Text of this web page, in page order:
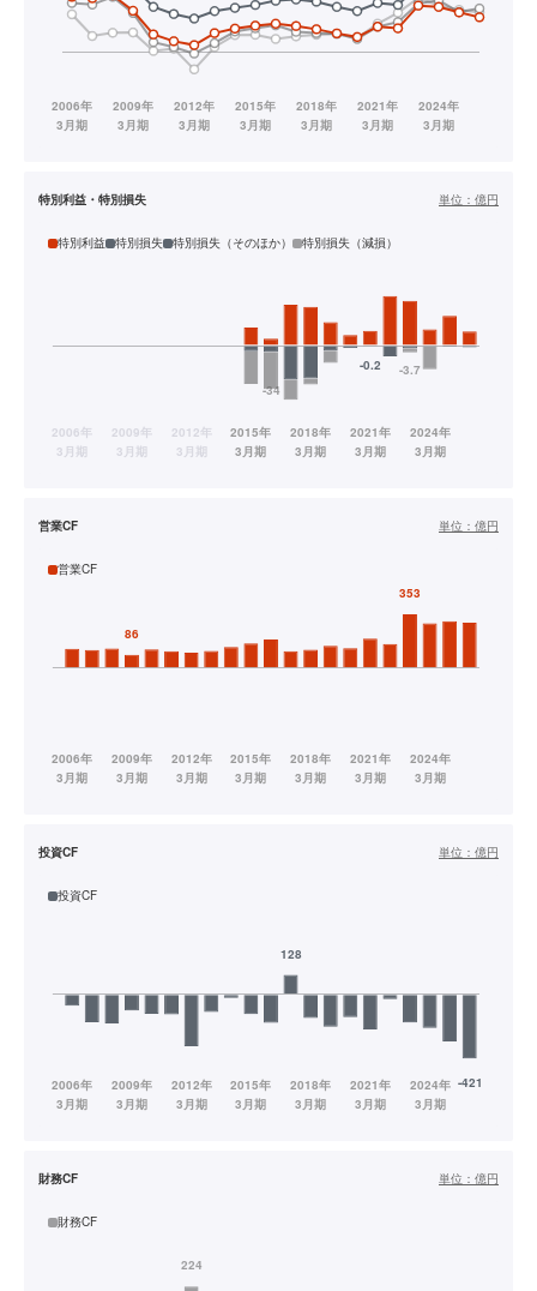
特別利益・特別損失 単位： 億円
特別利益 特別損失 特別損失（そのほか） 特別損失（減損）
営業CF 単位： 億円
営業CF
投資CF 単位： 億円
投資CF
財務CF 単位： 億円
財務CF